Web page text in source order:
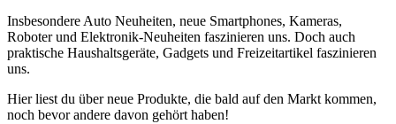
Insbesondere Auto Neuheiten, neue Smartphones, Kameras,
Roboter und Elektronik-Neuheiten faszinieren uns. Doch auch
praktische Haushaltsgeräte, Gadgets und Freizeitartikel faszinieren
uns.
Hier liest du über neue Produkte, die bald auf den Markt kommen,
noch bevor andere davon gehört haben!